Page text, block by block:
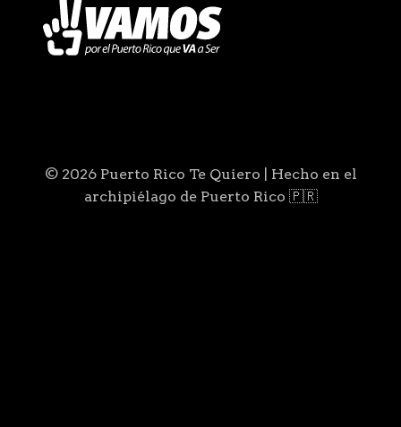
© 2026 Puerto Rico Te Quiero | Hecho en el
archipiélago de Puerto Rico 🇵🇷